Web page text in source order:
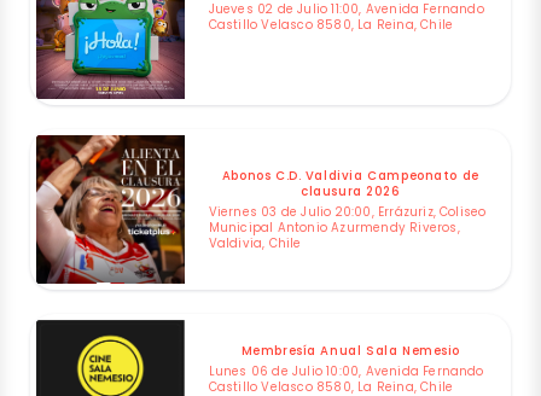
Jueves 02 de Julio 11:00, Avenida Fernando
Castillo Velasco 8580, La Reina, Chile
Abonos C.D. Valdivia Campeonato de
clausura 2026
Viernes 03 de Julio 20:00, Errázuriz, Coliseo
Municipal Antonio Azurmendy Riveros,
Valdivia, Chile
Membresía Anual Sala Nemesio
Lunes 06 de Julio 10:00, Avenida Fernando
Castillo Velasco 8580, La Reina, Chile